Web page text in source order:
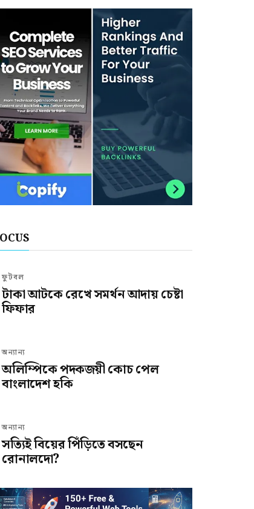
ফুটবল
টাকা আটকে রেখে সমর্থন আদায় চেষ্টা
ফিফার
অন্যান্য
অলিম্পিকে পদকজয়ী কোচ পেল
বাংলাদেশ হকি
অন্যান্য
সত্যিই বিয়ের পিঁড়িতে বসছেন
রোনালদো?